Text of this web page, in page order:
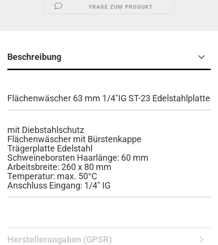
FRAGE ZUM PRODUKT
Beschreibung
Flächenwäscher 63 mm 1/4"IG ST-23 Edelstahlplatte
mit Diebstahlschutz
Flächenwäscher mit Bürstenkappe
Trägerplatte Edelstahl
Schweineborsten Haarlänge: 60 mm
Arbeitsbreite: 260 x 80 mm
Temperatur: max. 50°C
Anschluss Eingang: 1/4" IG
Herstellerangaben (GPSR)